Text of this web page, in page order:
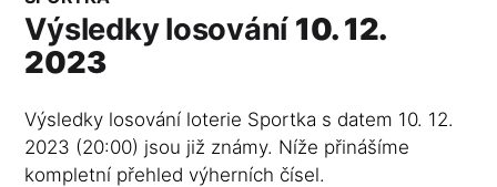
Výsledky losování 10. 12.
2023
Výsledky losování loterie Sportka s datem 10. 12.
2023 (20:00) jsou již známy. Níže přinášíme
kompletní přehled výherních čísel.